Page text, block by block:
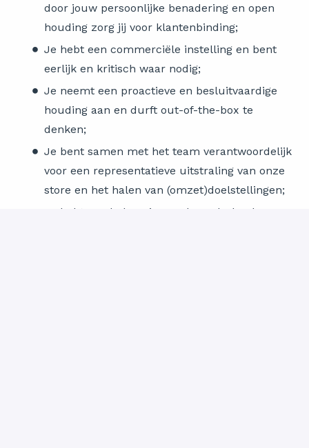
door jouw persoonlijke benadering en open
houding zorg jij voor klantenbinding;
Je hebt een commerciële instelling en bent
eerlijk en kritisch waar nodig;
Je neemt een proactieve en besluitvaardige
houding aan en durft out-of-the-box te
denken;
Je bent samen met het team verantwoordelijk
voor een representatieve uitstraling van onze
store en het halen van (omzet)doelstellingen;
Je hebt goede kennis van de Nederlandse